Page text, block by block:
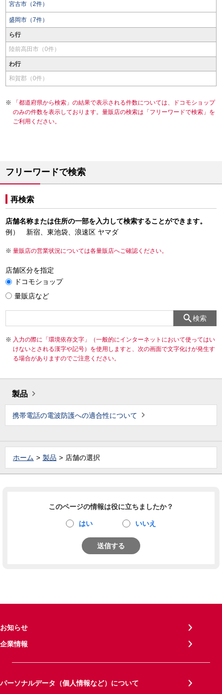
宮古市（2件）
盛岡市（7件）
ら行
陸前高田市（0件）
わ行
和賀郡（0件）
「都道府県から検索」の結果で表示される件数については、ドコモショップ
のみの件数を表示しております。量販店の検索は「フリーワードで検索」を
ご利用ください。
フリーワードで検索
再検索
店舗名称または住所の一部を入力して検索することができます。
例） 新宿、東池袋、浪速区 ヤマダ
量販店の営業状況については各量販店へご確認ください。
店舗区分を指定
ドコモショップ
量販店など
検索
入力の際に「環境依存文字」（一般的にインターネットにおいて使ってはい
けないとされる漢字や記号）を使用しますと、次の画面で文字化けが発生す
る場合がありますのでご注意ください。
製品
携帯電話の電波防護への適合性について
ホーム 製品 店舗の選択
このページの情報は役に立ちましたか？
はい いいえ
送信する
お知らせ
企業情報
パーソナルデータ（個人情報など）について